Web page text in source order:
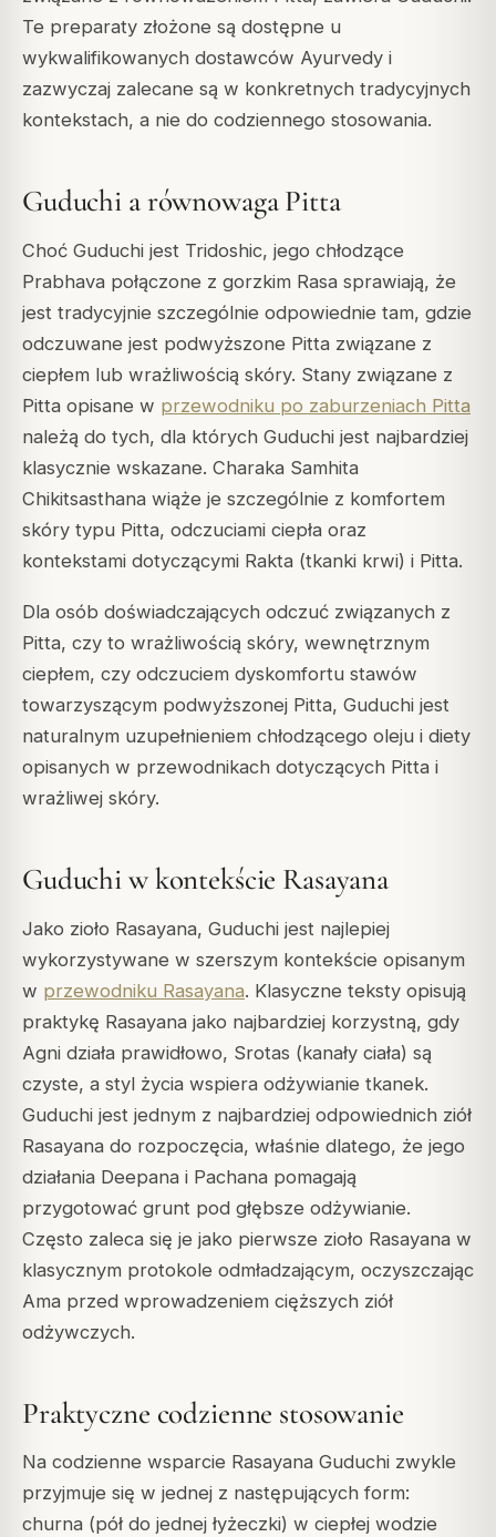
Te preparaty złożone są dostępne u
wykwalifikowanych dostawców Ayurvedy i
zazwyczaj zalecane są w konkretnych tradycyjnych
kontekstach, a nie do codziennego stosowania.
Guduchi a równowaga Pitta
Choć Guduchi jest Tridoshic, jego chłodzące
Prabhava połączone z gorzkim Rasa sprawiają, że
jest tradycyjnie szczególnie odpowiednie tam, gdzie
odczuwane jest podwyższone Pitta związane z
ciepłem lub wrażliwością skóry. Stany związane z
Pitta opisane w przewodniku po zaburzeniach Pitta
należą do tych, dla których Guduchi jest najbardziej
klasycznie wskazane. Charaka Samhita
Chikitsasthana wiąże je szczególnie z komfortem
skóry typu Pitta, odczuciami ciepła oraz
kontekstami dotyczącymi Rakta (tkanki krwi) i Pitta.
Dla osób doświadczających odczuć związanych z
Pitta, czy to wrażliwością skóry, wewnętrznym
ciepłem, czy odczuciem dyskomfortu stawów
towarzyszącym podwyższonej Pitta, Guduchi jest
naturalnym uzupełnieniem chłodzącego oleju i diety
opisanych w przewodnikach dotyczących Pitta i
wrażliwej skóry.
Guduchi w kontekście Rasayana
Jako zioło Rasayana, Guduchi jest najlepiej
wykorzystywane w szerszym kontekście opisanym
w przewodniku Rasayana. Klasyczne teksty opisują
praktykę Rasayana jako najbardziej korzystną, gdy
Agni działa prawidłowo, Srotas (kanały ciała) są
czyste, a styl życia wspiera odżywianie tkanek.
Guduchi jest jednym z najbardziej odpowiednich ziół
Rasayana do rozpoczęcia, właśnie dlatego, że jego
działania Deepana i Pachana pomagają
przygotować grunt pod głębsze odżywianie.
Często zaleca się je jako pierwsze zioło Rasayana w
klasycznym protokole odmładzającym, oczyszczając
Ama przed wprowadzeniem cięższych ziół
odżywczych.
Praktyczne codzienne stosowanie
Na codzienne wsparcie Rasayana Guduchi zwykle
przyjmuje się w jednej z następujących form:
churna (pół do jednej łyżeczki) w ciepłej wodzie